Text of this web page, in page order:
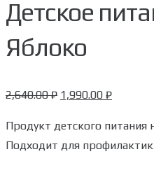
Детское
Яблоко​
2,640.00₽ 1,990.00 ₽
Продукт детского питания
Подходит для